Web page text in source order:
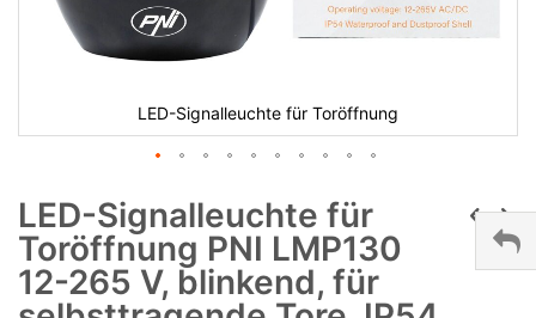
LED-Signalleuchte für Toröffnung
LED-Signalleuchte für
Toröffnung PNI LMP130
12-265 V, blinkend, für